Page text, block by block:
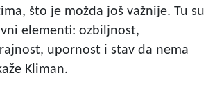
što je možda još važnije. Tu su
elementi: ozbiljnost,
upornost i stav da nema
Kliman.